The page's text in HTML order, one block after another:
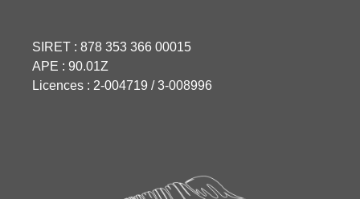
SIRET : 878 353 366 00015
APE : 90.01Z
Licences : 2-004719 / 3-008996